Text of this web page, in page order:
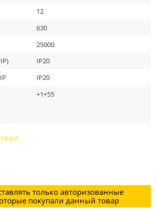
12
630
25000
IP20
IP20
+1+55
только авторизованные
покупали данный товар